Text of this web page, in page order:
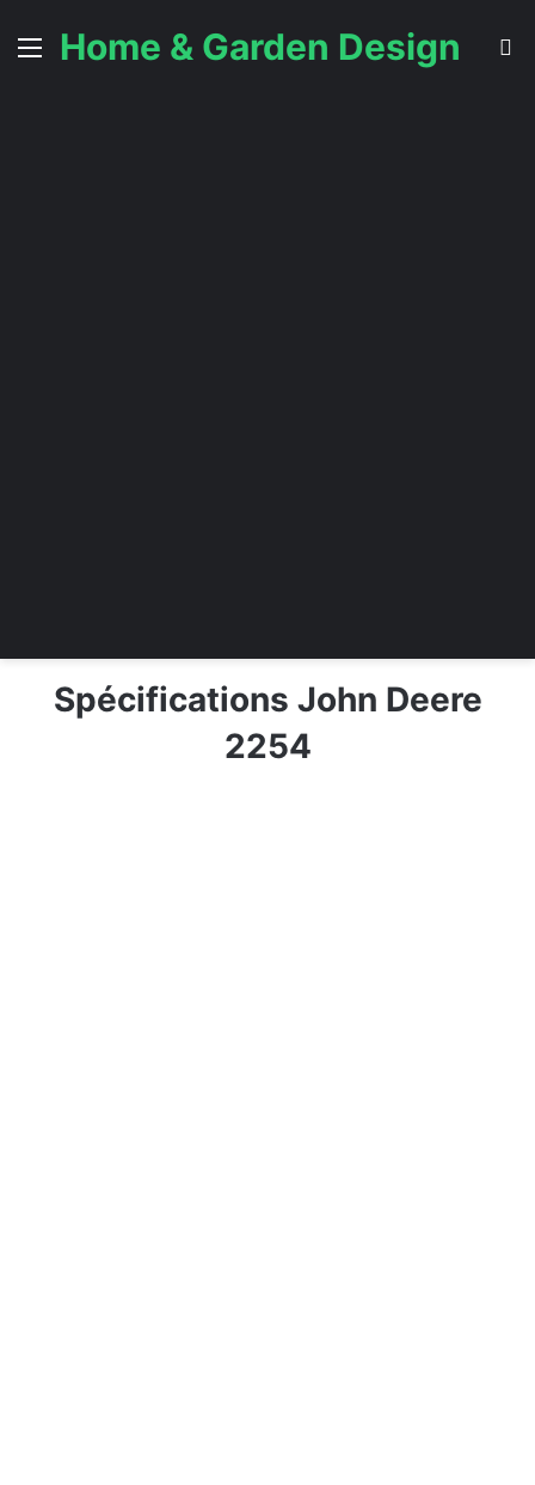
Menu
Home & Garden Design
Spécifications John Deere
2254